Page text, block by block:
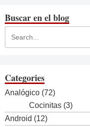
Buscar en el blog
Categories
Analógico (72)
Cocinitas (3)
Android (12)